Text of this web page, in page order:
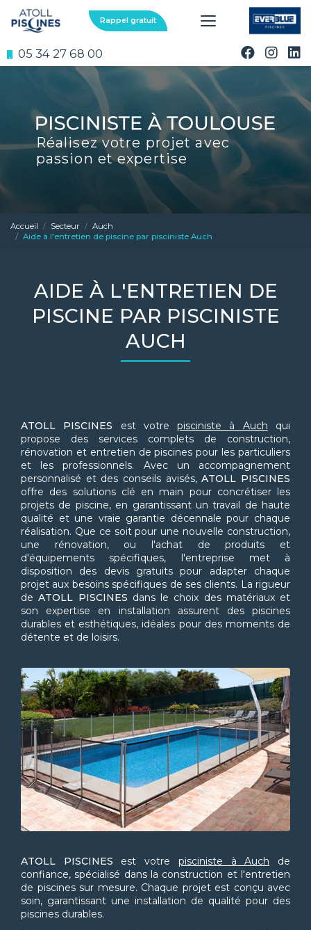
au
contenu
05 34 27 68 00
Rappel gratuit
Réalisez votre projet avec
passion et expertise
Accueil Secteur
Auch
Aide à l'entretien de piscine par pisciniste Auch
AIDE À L'ENTRETIEN DE
PISCINE PAR PISCINISTE
AUCH
ATOLL PISCINES est votrepisciniste à Auch qui
propose des services complets de construction,
rénovation et entretien de piscines pour les particuliers
et les professionnels. Avec un accompagnement
personnalisé et des conseils avisés,ATOLL PISCINES
offre des solutions clé en main pour concrétiser les
projets de piscine, en garantissant un travail de haute
qualité et une vraie garantie décennale pour chaque
réalisation. Que ce soit pour une nouvelle construction,
une rénovation, ou l'achat de produits et
d'équipements spécifiques, l'entreprise met à
disposition des devis gratuits pour adapter chaque
projet aux besoins spécifiques de ses clients. La rigueur
deATOLL PISCINES dans le choix des matériaux et
son expertise en installation assurent des piscines
durables et esthétiques, idéales pour des moments de
détente et de loisirs.
ATOLL PISCINES est votre pisciniste à Auch de
confiance, spécialisé dans la construction et l'entretien
de piscines sur mesure. Chaque projet est conçu avec
soin, garantissant une installation de qualité pour des
piscines durables.